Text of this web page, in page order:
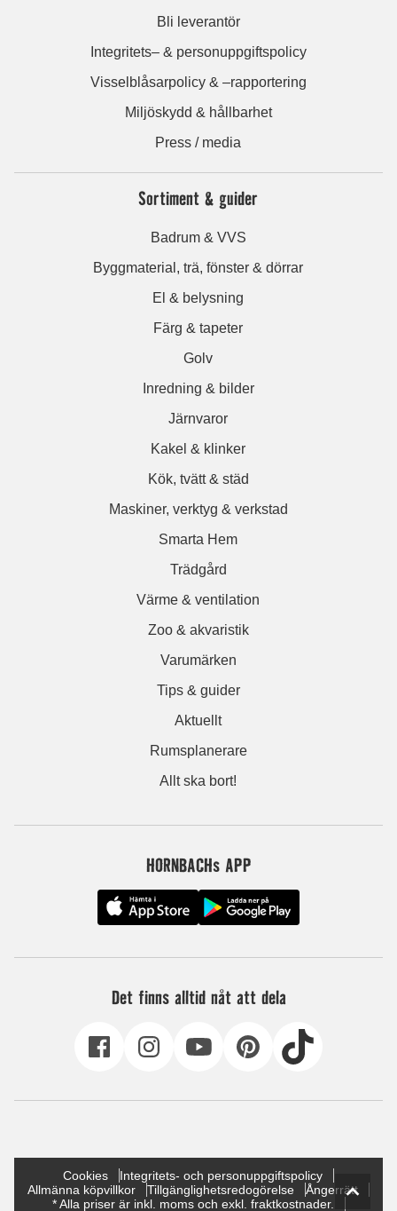
Bli leverantör
Integritets– & personuppgiftspolicy
Visselblåsarpolicy & –rapportering
Miljöskydd & hållbarhet
Press / media
Sortiment & guider
Badrum & VVS
Byggmaterial, trä, fönster & dörrar
El & belysning
Färg & tapeter
Golv
Inredning & bilder
Järnvaror
Kakel & klinker
Kök, tvätt & städ
Maskiner, verktyg & verkstad
Smarta Hem
Trädgård
Värme & ventilation
Zoo & akvaristik
Varumärken
Tips & guider
Aktuellt
Rumsplanerare
Allt ska bort!
HORNBACHs APP
Det finns alltid nåt att dela
Cookies
Integritets- och personuppgiftspolicy
Allmänna köpvillkor
Tillgänglighetsredogörelse
Ångerrätt
* Alla priser är inkl. moms och exkl. fraktkostnader.